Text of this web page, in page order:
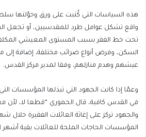
هذه السياسات التي كُتبت على ورق وحوّلتها
واقع تشكل عوامل طرد للمقدسيين، أو تجعل
تحت خط الفقر بسبب المستوى المعيشي
السكن، وفرض أنواع ضرائب مختلفة، إضافة إلى
عيشهم وهدم منازلهم، وفقا لمدير مركز القدس.
وعمّا إذا كانت الجهود التي تبذلها المؤسسات
في القدس كافية، قال الحموري “قطعا لا،
والجهود تركز على إغاثة العائلات الفقيرة
المؤسسات الحاجات الملحة للعائلات بقية أشهر